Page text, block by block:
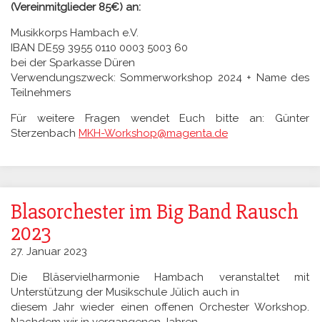
(Vereinmitglieder 85€) an:
Musikkorps Hambach e.V.
IBAN DE59 3955 0110 0003 5003 60
bei der Sparkasse Düren
Verwendungszweck: Sommerworkshop 2024 + Name des
Teilnehmers
Für weitere Fragen wendet Euch bitte an: Günter
Sterzenbach MKH-Workshop@magenta.de
Blasorchester im Big Band Rausch
2023
27. Januar 2023
Die Bläservielharmonie Hambach veranstaltet mit
Unterstützung der Musikschule Jülich auch in
diesem Jahr wieder einen offenen Orchester Workshop.